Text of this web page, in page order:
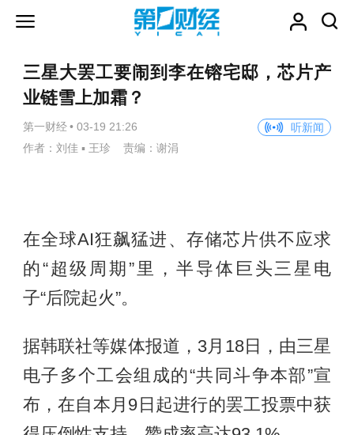
三星大罢工要闹到李在镕宅邸，芯片产
业链雪上加霜？
第一财经 • 03-19 21:26
听新闻
作者：刘佳 ▪ 王珍 责编：谢涓
在全球AI狂飙猛进、存储芯片供不应求
的“超级周期”里，半导体巨头三星电
子“后院起火”。
据韩联社等媒体报道，3月18日，由三星
电子多个工会组成的“共同斗争本部”宣
布，在自本月9日起进行的罢工投票中获